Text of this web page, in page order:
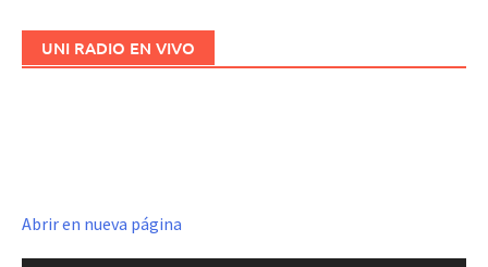
UNI RADIO EN VIVO
Abrir en nueva página